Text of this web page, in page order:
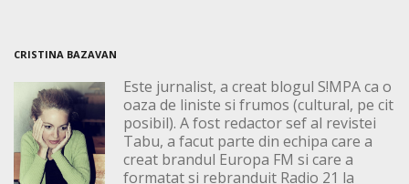
CRISTINA BAZAVAN
Este jurnalist, a creat blogul S!MPA ca o
oaza de liniste si frumos (cultural, pe cit
posibil). A fost redactor sef al revistei
Tabu, a facut parte din echipa care a
creat brandul Europa FM si care a
formatat si rebranduit Radio 21 la